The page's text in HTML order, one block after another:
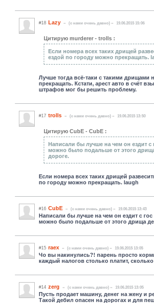
#18 Lazy (c нами очень давно) 19.06.2015 15:06
Цитирую murderer - trolls :
Если номера всех таких дрищей
ездой по городу можно прекращать.
Лучше тогда всё-таки с такими дрищами
прекращать. Кстати, арест авто в счёт
штрафов мог бы решить проблему.
#17 trolls (c нами очень давно) 19.06.2015 13:50
Цитирую CubE - CubE :
Написали бы лучше на чем он ездит
можно было подальше от этого
дороге.
Если номера всех таких дрищей
по городу можно прекращать. laugh
#16 CubE (c нами очень давно) 19.06.2015 13:43
Написали бы лучше на чем он ездит с
можно было подальше от этого дрища
#15 raex (c нами очень давно) 19.06.2015 13:05
Чо вы накинулись?! парень просто
каждый налогов столько платит,
#14 zerg (c нами очень давно) 19.06.2015 13:05
Пусть продает машину, денег на жену и
Такой дебил опасен на дорогах и для